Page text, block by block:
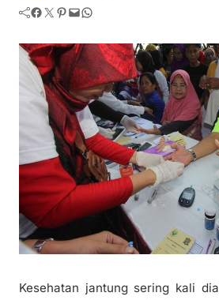
Facebook Twitter Pinterest Mail WhatsApp
Kesehatan jantung sering kali